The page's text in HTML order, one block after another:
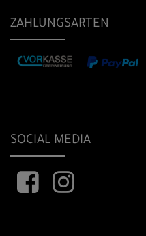
ZAHLUNGSARTEN
SOCIAL MEDIA